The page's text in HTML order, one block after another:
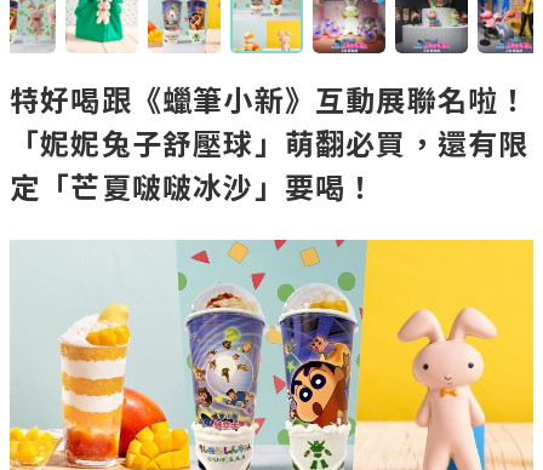
特好喝跟《蠟筆小新》互動展聯名啦！
「妮妮兔子舒壓球」萌翻必買，還有限
定「芒夏啵啵冰沙」要喝！